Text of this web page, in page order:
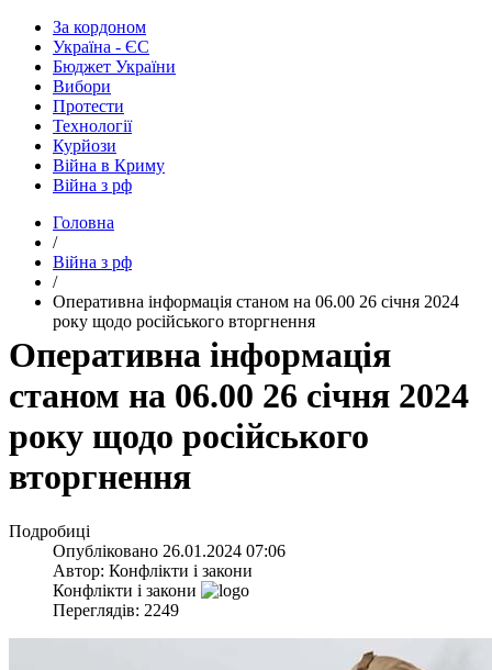
За кордоном
Україна - ЄС
Бюджет України
Вибори
Протести
Технології
Курйози
Війна в Криму
Війна з рф
Головна
/
Війна з рф
/
​Оперативна інформація станом на 06.00 26 січня 2024
року щодо російського вторгнення
​Оперативна інформація
станом на 06.00 26 січня 2024
року щодо російського
вторгнення
Подробиці
Опубліковано 26.01.2024 07:06
Автор: Конфлікти і закони
Конфлікти і закони
Переглядів: 2249